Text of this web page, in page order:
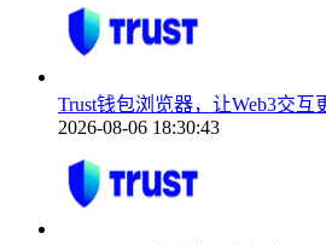
Trust钱包浏览器，让Web3交互
2026-08-06 18:30:43